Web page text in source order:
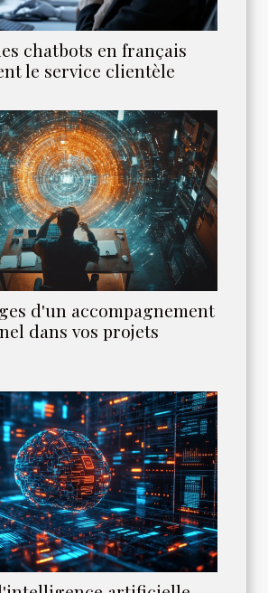
chatbots en français
le service clientèle
d'un accompagnement
dans vos projets